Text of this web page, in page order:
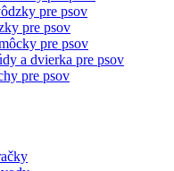
pre psov
pre psov
pre psov
a dvierka pre psov
pre psov